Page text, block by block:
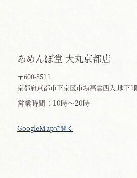
あめんぼ堂 大丸京都店
〒600-8511
京都府京都市下京区市場高倉西入 地下1
営業時間 10時～20時
GoogleMapで開く